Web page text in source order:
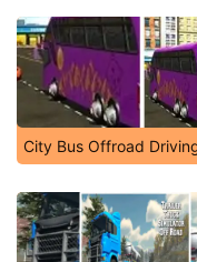
City Bus Offroad